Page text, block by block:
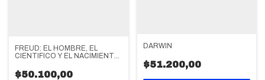
FREUD: EL HOMBRE, EL
CIENTIFICO Y EL NACIMIENTO
$50.100,00
DARWIN
$51.200,00